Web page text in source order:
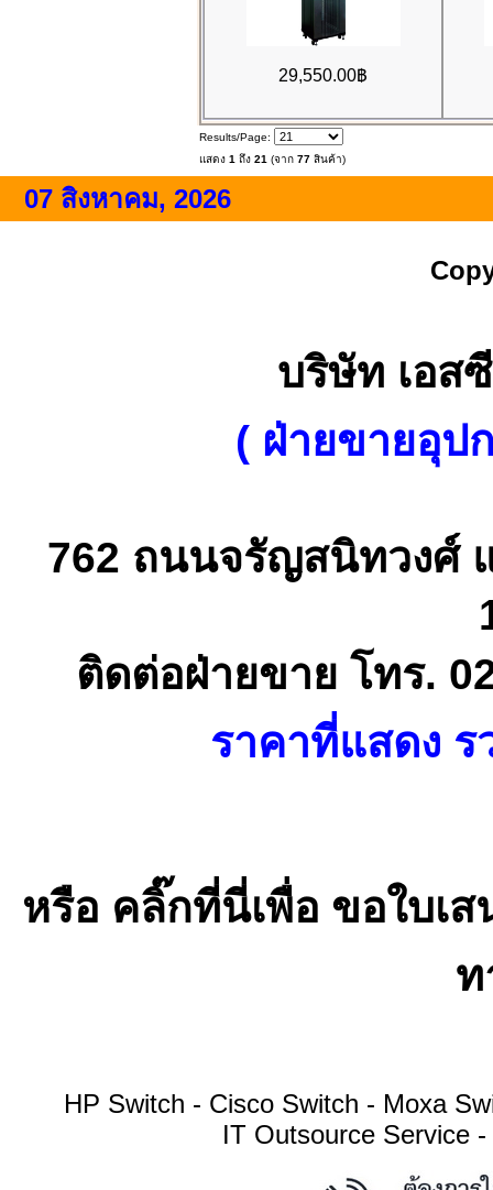
29,550.00฿
Results/Page:
แสดง 1 ถึง 21 (จาก 77 สินค้า)
07 สิงหาคม, 2026
บริษัท เอส
( ฝ่ายขายอุป
762 ถนนจรัญสนิทวงศ์
ติดต่อฝ่ายขาย โทร.
ราคาที่แสดง
หรือ คลิ๊กที่นี่เพื่อ ขอใบเ
ท
HP Switch - Cisco Switch - Moxa
IT Outsource Service